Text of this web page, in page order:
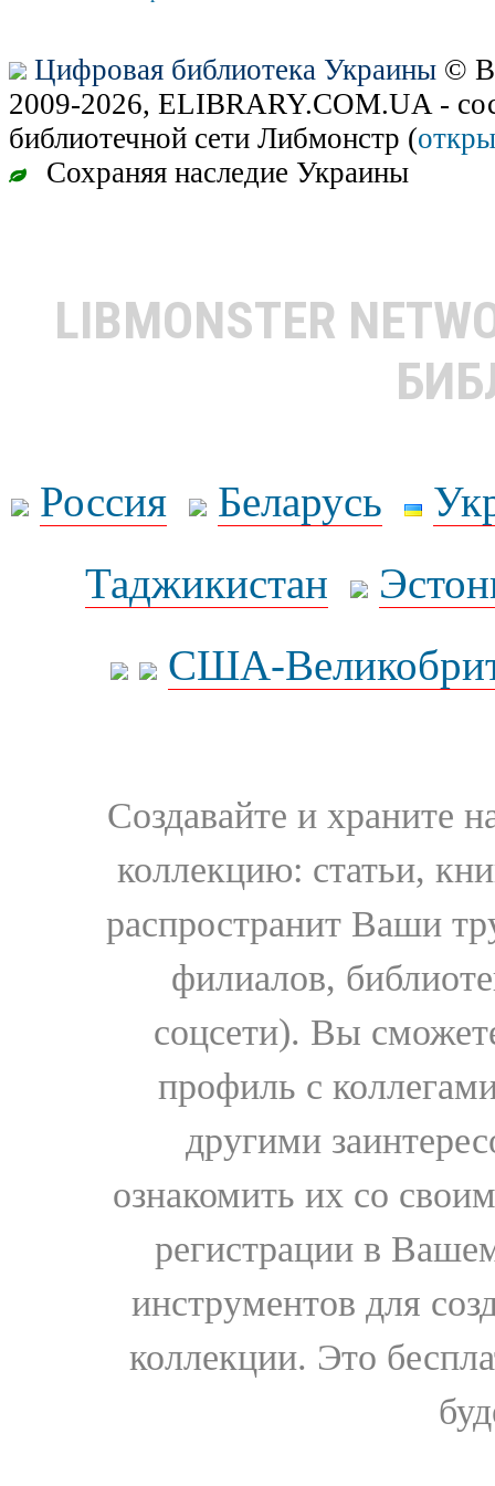
Цифровая библиотека Украины ©
2009-2026, ELIBRARY.COM.UA -
библиотечной сети Либмонстр (
Сохраняя наследие Украины
LIBMONSTER
Россия Беларусь
Таджикистан
США-
Создавайте и храните
коллекцию: статьи,
распространит Ваши
филиалов,
соцсети). Вы
профиль с
другими
ознакомить их со
регистрации в
инструментов для
коллекции. Это